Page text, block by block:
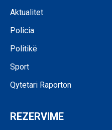
Aktualitet
Policia
Politikë
Sport
Qytetari Raporton
REZERVIME